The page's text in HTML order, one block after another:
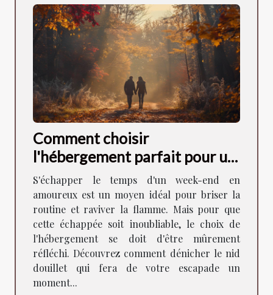
Comment choisir
l'hébergement parfait pour un
week-end romantique
S'échapper le temps d'un week-end en
amoureux est un moyen idéal pour briser la
routine et raviver la flamme. Mais pour que
cette échappée soit inoubliable, le choix de
l'hébergement se doit d'être mûrement
réfléchi. Découvrez comment dénicher le nid
douillet qui fera de votre escapade un
moment...